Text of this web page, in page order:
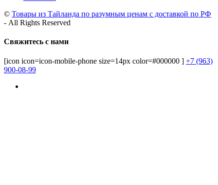
© Товары из Тайланда по разумным ценам с доставкой по РФ
- All Rights Reserved
Свяжитесь с нами
[icon icon=icon-mobile-phone size=14px color=#000000 ] +7 (963)
900-08-99